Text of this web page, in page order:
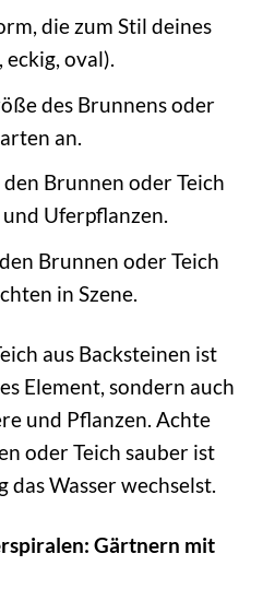
die zum Stil deines
oval).
des Brunnens oder
an.
Brunnen oder Teich
Uferpflanzen.
Brunnen oder Teich
in Szene.
aus Backsteinen ist
Element, sondern auch
und Pflanzen. Achte
oder Teich sauber ist
Wasser wechselst.
Gärtnern mit